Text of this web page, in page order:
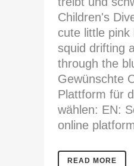
Children's
cute little pink
squid drifting
through the
Gewünschte
Plattform für
wählen: EN:
online
READ MORE